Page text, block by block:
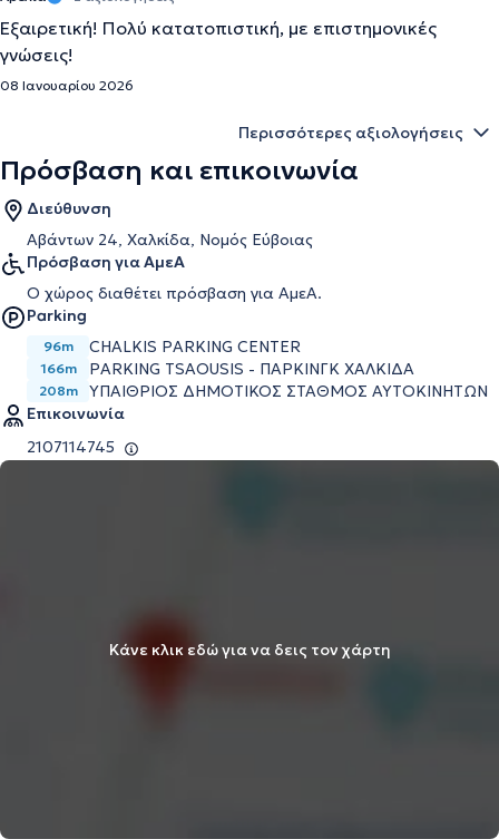
Εξαιρετική! Πολύ κατατοπιστική, με επιστημονικές
γνώσεις!
08 Ιανουαρίου 2026
Περισσότερες αξιολογήσεις
Πρόσβαση και επικοινωνία
Διεύθυνση
Αβάντων 24, Χαλκίδα, Νομός Εύβοιας
Πρόσβαση για ΑμεΑ
Ο χώρος διαθέτει πρόσβαση για ΑμεΑ.
Parking
96m CHALKIS PARKING CENTER
166m PARKING TSAOUSIS - ΠΑΡΚΙΝΓΚ ΧΑΛΚΙΔΑ
208m
ΥΠΑΙΘΡΙΟΣ ΔΗΜΟΤΙΚΟΣ ΣΤΑΘΜΟΣ ΑΥΤΟΚΙΝΗΤΩΝ
Επικοινωνία
2107114745
Κάνε κλικ εδώ για να δεις τον χάρτη